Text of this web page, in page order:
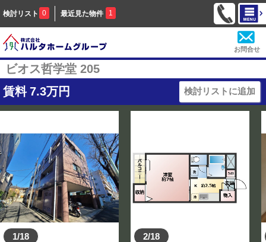
検討リスト 0 最近見た物件 1
お問合せ
ビオス哲学堂 205
賃料 7.3万円 検討リストに追加
1/18 2/18